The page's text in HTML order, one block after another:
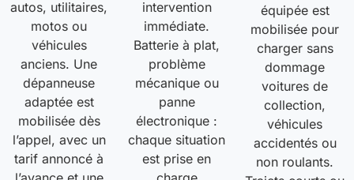
autos, utilitaires,
motos ou
véhicules
anciens. Une
dépanneuse
adaptée est
mobilisée dès
l’appel, avec un
tarif annoncé à
intervention
immédiate.
Batterie à plat,
problème
mécanique ou
panne
électronique :
chaque situation
est prise en
équipée est
mobilisée pour
charger sans
dommage
voitures de
collection,
véhicules
accidentés ou
non roulants.